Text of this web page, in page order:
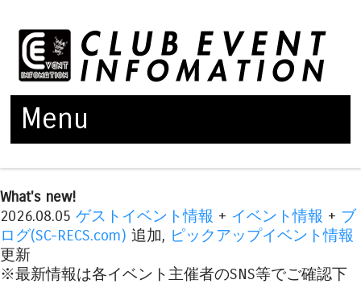
Menu
What's new!
2026.08.05 ゲストイベント情報 + イベント情報 + ブ
ログ(SC-RECS.com) 追加, ピックアップイベント情報
更新
※最新情報は各イベント主催者のSNS等でご確認下